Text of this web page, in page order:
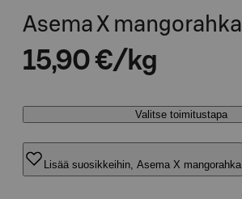
Asema X mangorahka
15,90 €/kg
Valitse toimitustapa
Lisää suosikkeihin, Asema X mangorahka